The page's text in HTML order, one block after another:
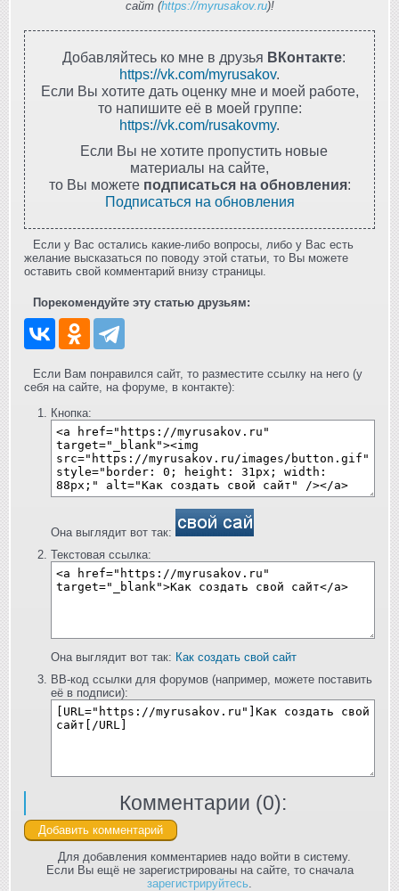
сайт (https://myrusakov.ru)!
Добавляйтесь ко мне в друзья ВКонтакте:
https://vk.com/myrusakov.
Если Вы хотите дать оценку мне и моей работе,
то напишите её в моей группе:
https://vk.com/rusakovmy.
Если Вы не хотите пропустить новые
материалы на сайте,
то Вы можете подписаться на обновления:
Подписаться на обновления
Если у Вас остались какие-либо вопросы, либо у Вас есть
желание высказаться по поводу этой статьи, то Вы можете
оставить свой комментарий внизу страницы.
Порекомендуйте эту статью друзьям:
Если Вам понравился сайт, то разместите ссылку на него (у
себя на сайте, на форуме, в контакте):
Кнопка:
Она выглядит вот так:
Текстовая ссылка:
Она выглядит вот так: Как создать свой сайт
BB-код ссылки для форумов (например, можете поставить
её в подписи):
Комментарии (0):
Для добавления комментариев надо войти в систему.
Если Вы ещё не зарегистрированы на сайте, то сначала
зарегистрируйтесь